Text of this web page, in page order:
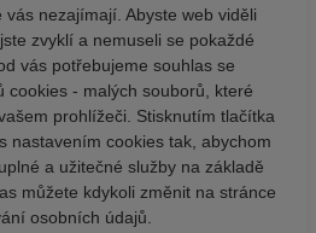
nezajímají. Abyste web viděli
zvyklí a nemuseli se pokaždé
vás potřebujeme souhlas se
cookies - malých souborů, které
prohlížeči. Stisknutím tlačítka
nastavením cookies tak, abychom
a užitečné služby na základě
můžete kdykoli změnit na stránce
osobních údajů.